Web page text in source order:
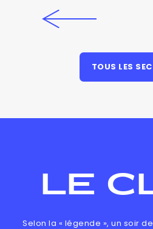
TOUS LES
LE
Selon la « légende », un soir